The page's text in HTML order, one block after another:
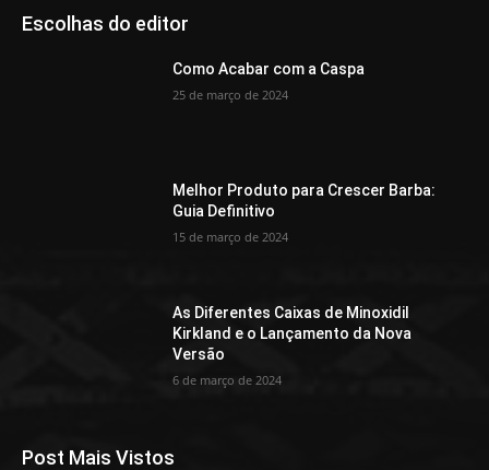
Escolhas do editor
Como Acabar com a Caspa
25 de março de 2024
Melhor Produto para Crescer Barba:
Guia Definitivo
15 de março de 2024
As Diferentes Caixas de Minoxidil
Kirkland e o Lançamento da Nova
Versão
6 de março de 2024
Post Mais Vistos